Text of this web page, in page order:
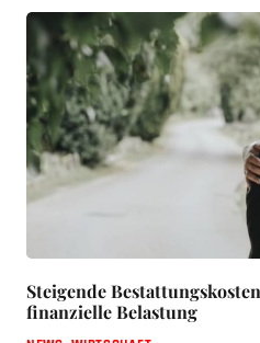
Steigende
finanzielle Belastung